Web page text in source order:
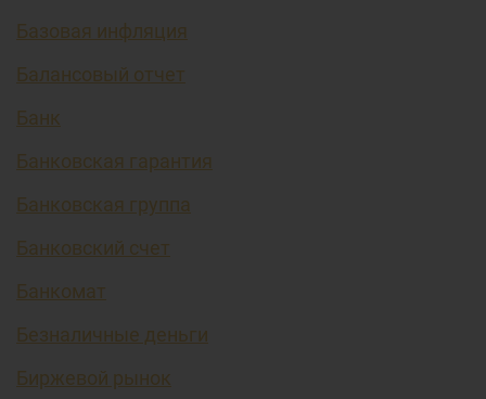
Базовая инфляция
Балансовый отчет
Банк
Банковская гарантия
Банковская группа
Банковский счет
Банкомат
Безналичные деньги
Биржевой рынок